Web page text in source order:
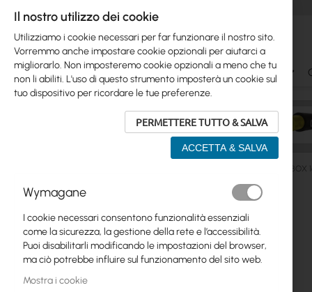
Ubiquiti Mikrotik WiFi & SOHO Antennas
GigaSektor PRO BOX
to
product
list
Mikrotik
WiFi & SOHO
Vai
fine
della
galleria
di
Il nostro utilizzo dei cookie
Utilizziamo i cookie necessari per far funzionare il nostro sito.
Vorremmo anche impostare cookie opzionali per aiutarci a
migliorarlo. Non imposteremo cookie opzionali a meno che tu
non li abiliti. L'uso di questo strumento imposterà un cookie sul
tuo dispositivo per ricordare le tue preferenze.
PERMETTERE TUTTO & SALVA
ACCETTA & SALVA
Wymagane
I cookie necessari consentono funzionalità essenziali
come la sicurezza, la gestione della rete e l’accessibilità.
Puoi disabilitarli modificando le impostazioni del browser,
ma ciò potrebbe influire sul funzionamento del sito web.
Mostra i cookie